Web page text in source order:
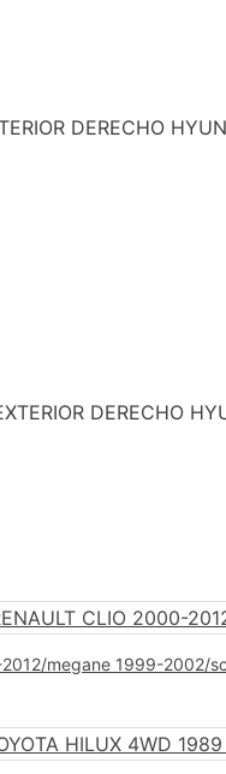
DERECHO
DERECHO
megane 1999-